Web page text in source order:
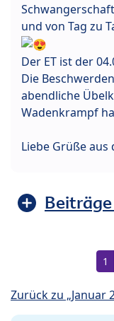
und von Tag zu
Der ET ist der
Die
abendliche
Wadenkrampf
Liebe Grüße
1
Zurück zu „Januar